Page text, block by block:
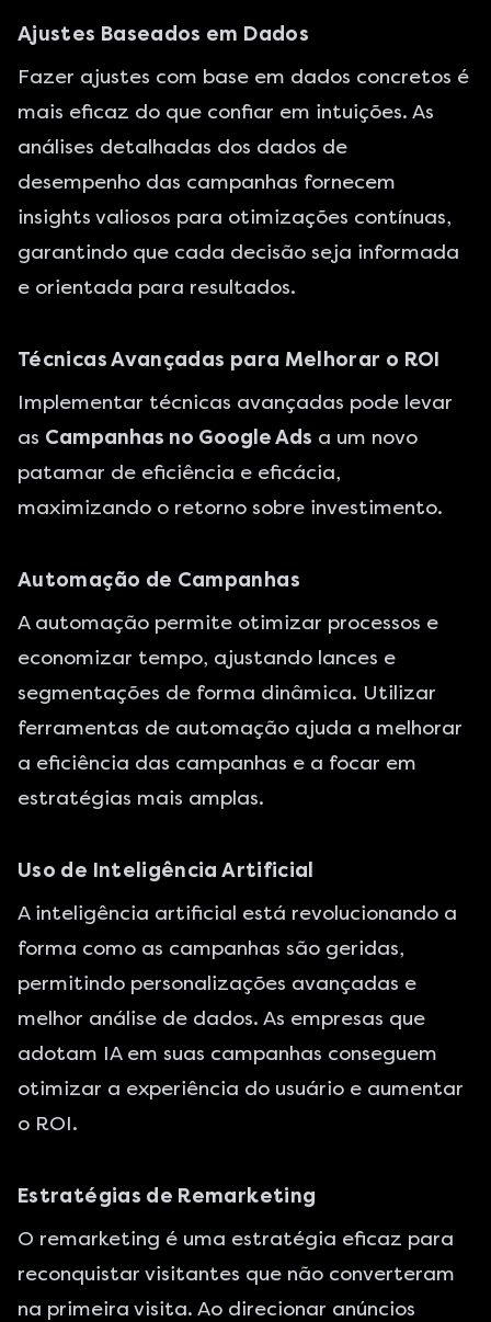
Ajustes Baseados em Dados
Fazer ajustes com base em dados concretos é
mais eficaz do que confiar em intuições. As
análises detalhadas dos dados de
desempenho das campanhas fornecem
insights valiosos para otimizações contínuas,
garantindo que cada decisão seja informada
e orientada para resultados.
Técnicas Avançadas para Melhorar o ROI
Implementar técnicas avançadas pode levar
as Campanhas no Google Ads a um novo
patamar de eficiência e eficácia,
maximizando o retorno sobre investimento.
Automação de Campanhas
A automação permite otimizar processos e
economizar tempo, ajustando lances e
segmentações de forma dinâmica. Utilizar
ferramentas de automação ajuda a melhorar
a eficiência das campanhas e a focar em
estratégias mais amplas.
Uso de Inteligência Artificial
A inteligência artificial está revolucionando a
forma como as campanhas são geridas,
permitindo personalizações avançadas e
melhor análise de dados. As empresas que
adotam IA em suas campanhas conseguem
otimizar a experiência do usuário e aumentar
o ROI.
Estratégias de Remarketing
O remarketing é uma estratégia eficaz para
reconquistar visitantes que não converteram
na primeira visita. Ao direcionar anúncios